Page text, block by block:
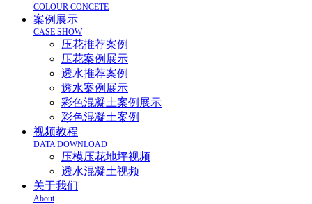
COLOUR CONCETE
案例展示
CASE SHOW
压花推荐案例
压花案例展示
透水推荐案例
透水案例展示
彩色混凝土案例展示
彩色混凝土案例
视频教程
DATA DOWNLOAD
压模压花地坪视频
透水混凝土视频
关于我们
About